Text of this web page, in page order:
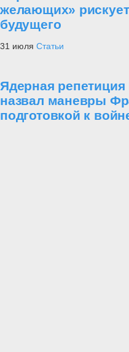
желающих» рискует
будущего
31 июля Статьи
Ядерная
назвал маневры
подготовкой к